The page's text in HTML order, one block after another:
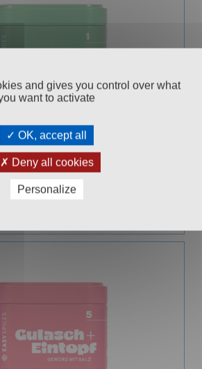
GEMÜSE ALLERLEI 65G
Aromadose
€ 5,99
and gives you control over what
want to activate
OK, accept all
Deny all cookies
Personalize